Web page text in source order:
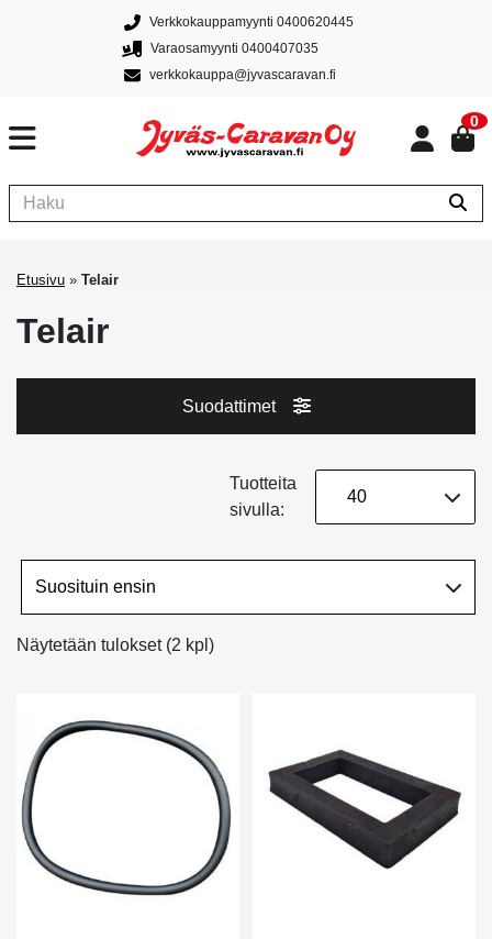
Verkkokauppamyynti 0400620445
Varaosamyynti 0400407035
verkkokauppa@jyvascaravan.fi
0
Etusivu » Telair
Telair
Suodattimet
Näytetään tulokset (2 kpl)
Tuotteita
sivulla: